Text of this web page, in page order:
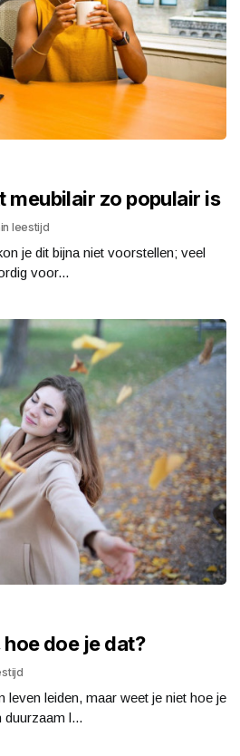
meubilair zo populair is
leestijd
je dit bijna niet voorstellen; veel
voor...
doe je dat?
leven leiden, maar weet je niet hoe je
duurzaam l...